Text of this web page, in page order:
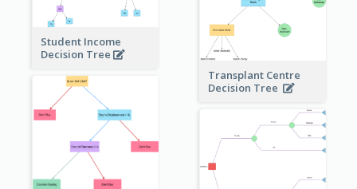
Student Income
Decision Tree
Transplant Centre
Decision Tree